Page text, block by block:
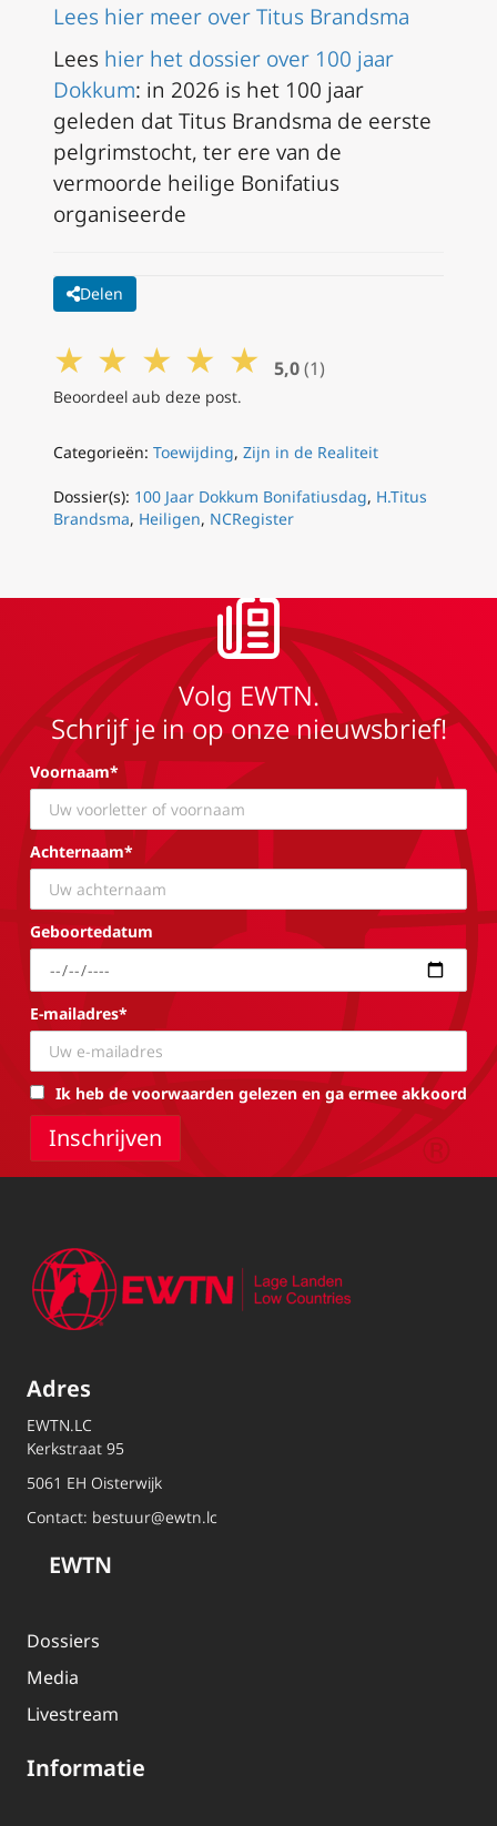
Lees hier meer over Titus Brandsma
Lees hier het dossier over 100 jaar
Dokkum: in 2026 is het 100 jaar
geleden dat Titus Brandsma de eerste
pelgrimstocht, ter ere van de
vermoorde heilige Bonifatius
organiseerde
Delen
★ ★ ★ ★ ★ 5,0 (1)
Beoordeel aub deze post.
Categorieën: Toewijding, Zijn in de Realiteit
Dossier(s): 100 Jaar Dokkum Bonifatiusdag, H.Titus
Brandsma, Heiligen, NCRegister
Volg EWTN.
Schrijf je in op onze nieuwsbrief!
Voornaam*
Achternaam*
Geboortedatum
E-mailadres*
Ik heb de voorwaarden gelezen en ga ermee akkoord
Adres
EWTN.LC
Kerkstraat 95
5061 EH Oisterwijk
Contact: bestuur@ewtn.lc
EWTN
Dossiers
Media
Livestream
Informatie